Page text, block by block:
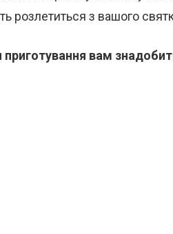
розлетиться з вашого
вам